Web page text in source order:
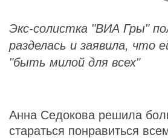
Экс-солистка "ВИА Гры"
разделась и заявила, что
"быть милой для всех"
Анна Седокова решила
стараться понравиться